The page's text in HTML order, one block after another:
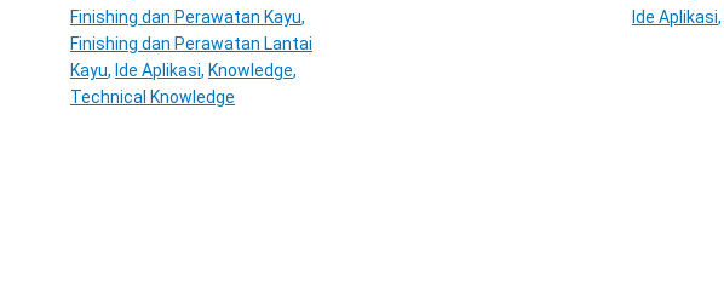
Finishing dan Perawatan Kayu,
Finishing dan Perawatan Lantai
Kayu, Ide Aplikasi, Knowledge,
Technical Knowledge
Ide Aplikasi,